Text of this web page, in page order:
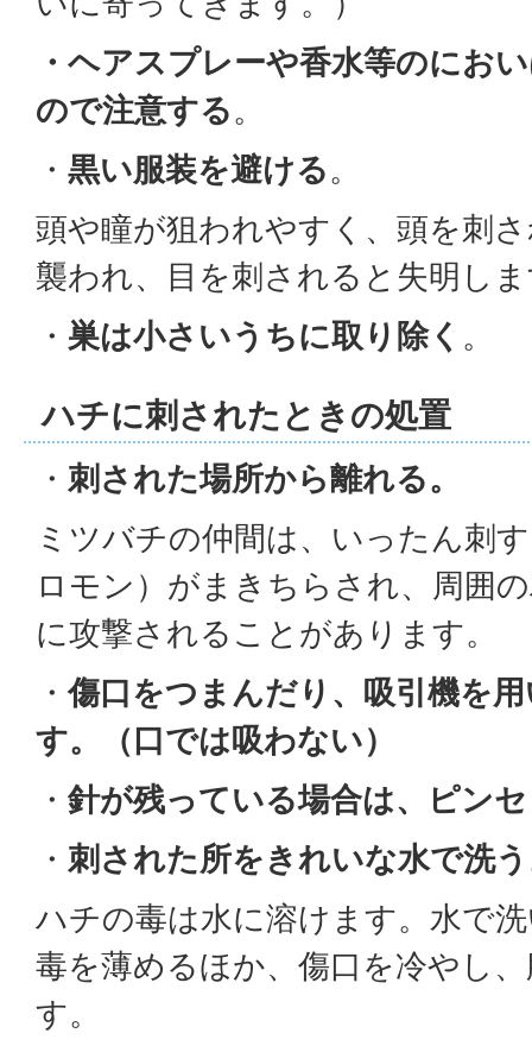
・ヘアスプレーや香水等のにお
ので注意する。
・ 黒い服装を避ける。
頭や瞳が狙われやすく、頭を刺
襲われ、目を刺されると失明し
・ 巣は小さいうちに取り除く 。
ハチに刺されたときの処置
・ 刺された場所から離れる。
ミツバチの仲間は、いったん刺
ロモン）がまきちらされ、周囲
に攻撃されることがあります。
・傷口をつまんだり、吸引機を
す。（口では吸わない）
・ 針が残っている場合は、ピン
・ 刺された所をきれいな水で洗
ハチの毒は水に溶けます。水で
毒を薄めるほか、傷口を冷やし
す。